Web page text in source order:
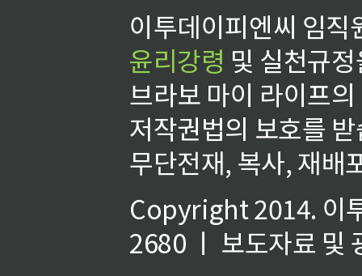
이투데이피엔씨 임
윤리강령 및 실천규
브라보 마이 라이프
저작권법의 보호를
무단전재, 복사, 재배
Copyright 2014. 이
2680 ㅣ 보도자료